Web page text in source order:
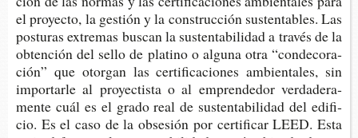
el pro­yec­to, la ges­tión y la cons­truc­ción sus­ten­ta­bles. Las
pos­tu­ras extre­mas bus­can la sus­ten­ta­bi­li­dad a tra­vés de la
obten­ción del sello de pla­tino o algu­na otra “con­de­co­ra­
ción” que otor­gan las cer­ti­fi­ca­cio­nes ambien­ta­les, sin
impor­tar­le al pro­yec­tis­ta o al empren­de­dor ver­da­de­ra­
men­te cuál es el grado real de sus­ten­ta­bi­li­dad del edi­fi­
cio. Es el caso de la obse­sión por cer­ti­fi­car LEED. Esta